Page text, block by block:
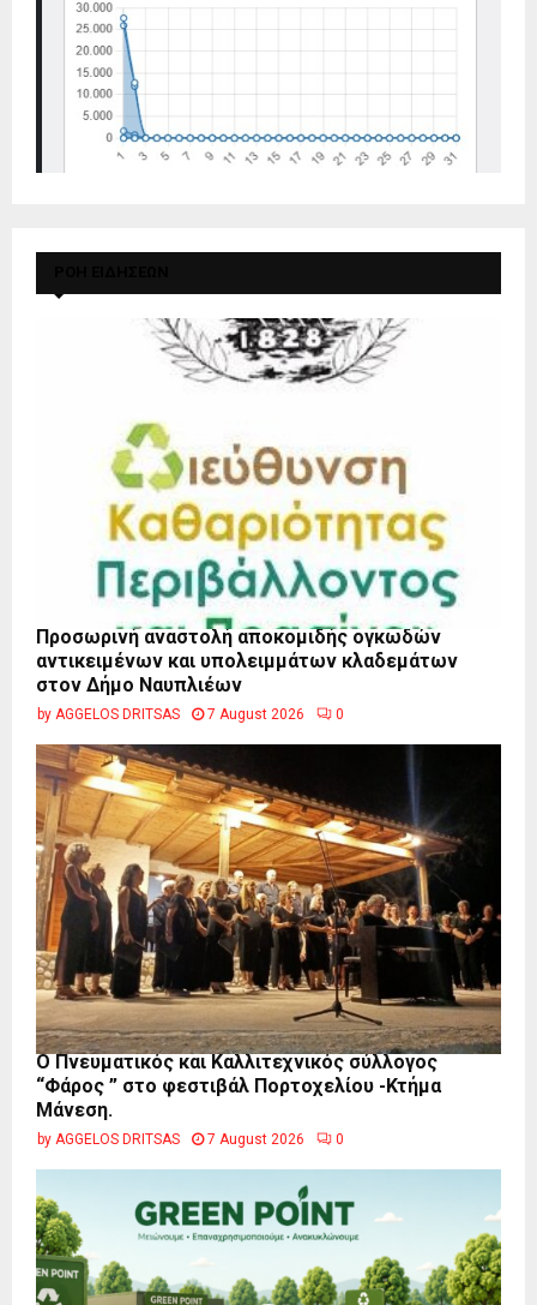
Προσωρινή αναστολή αποκομιδής ογκωδών
αντικειμένων και υπολειμμάτων κλαδεμάτων
στον Δήμο Ναυπλιέων
by AGGELOS DRITSAS 7 August 2026 0
Ο Πνευματικός και Καλλιτεχνικός σύλλογος
“Φάρος ” στο φεστιβάλ Πορτοχελίου -Κτήμα
Μάνεση.
by AGGELOS DRITSAS 7 August 2026 0